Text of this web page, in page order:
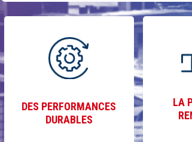
DES PERFORMANCES
DURABLES
LA